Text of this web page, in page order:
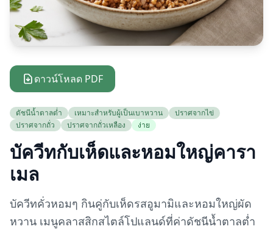
ดาวน์โหลด PDF
ดัชนีน้ำตาลต่ำ เหมาะสำหรับผู้เป็นเบาหวาน
ปราศจากไข่
ปราศจากถั่ว
ปราศจากถั่วเหลือง ง่าย
บัควีทกับเห็ดและหอมใหญ่คารา
เมล
บัควีทคั่วหอมๆ กินคู่กับเห็ดรสอูมามิและหอมใหญ่ผัด
หวาน เมนูคลาสสิกสไตล์โปแลนด์ที่ค่าดัชนีน้ำตาลต่ำ